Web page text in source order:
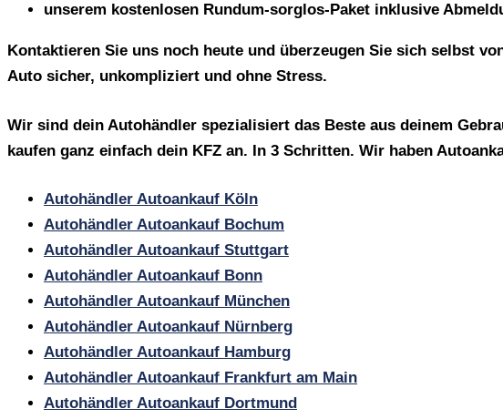
unserem kostenlosen Rundum-sorglos-Paket inklusive
Kontaktieren Sie uns noch heute und überzeugen Sie sich selbst
Auto sicher, unkompliziert und ohne Stress.
Wir sind dein Autohändler spezialisiert das Beste aus deinem
kaufen ganz einfach dein KFZ an. In 3 Schritten. Wir haben
Autohändler Autoankauf Köln
Autohändler Autoankauf Bochum
Autohändler Autoankauf Stuttgart
Autohändler Autoankauf Bonn
Autohändler Autoankauf München
Autohändler Autoankauf Nürnberg
Autohändler Autoankauf Hamburg
Autohändler Autoankauf Frankfurt am Main
Autohändler Autoankauf Dortmund